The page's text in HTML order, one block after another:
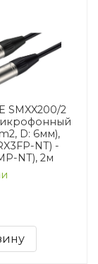
SMXX200/2
D: 6мм),
NT) -
NT), 2м